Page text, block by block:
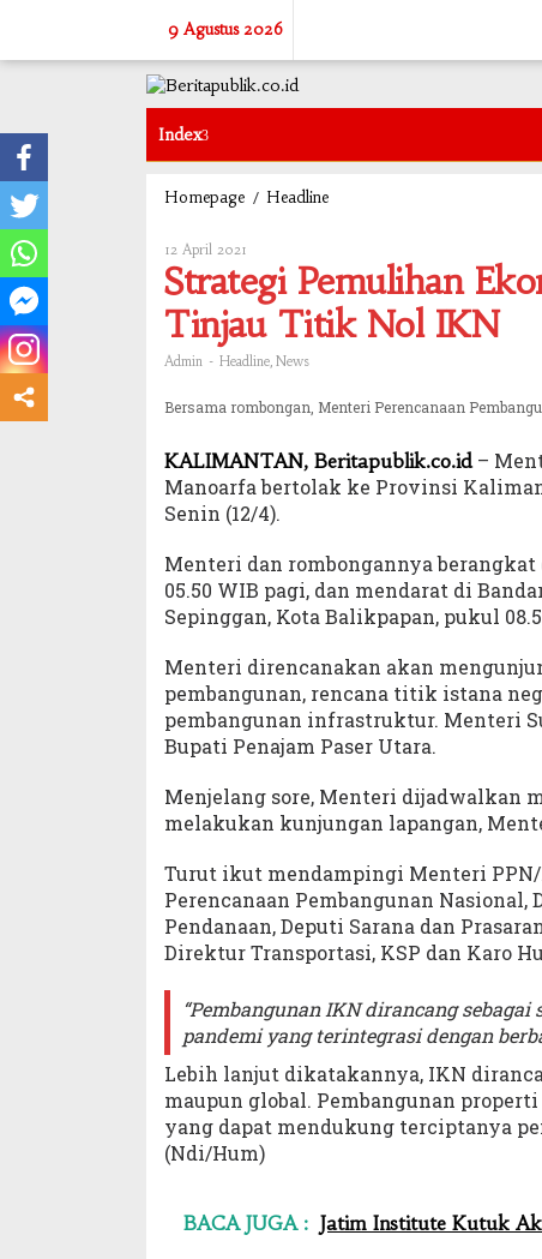
9 Agustus 2026
Index
Homepage / Headline
Nasional,
Menteri
Suharso
Tinjau
12 April 2021
Admin
Strategi Pemulihan
Tinjau Titik Nol IKN
Admin - Headline News
Bersama rombongan, Menteri Perencanaan
KALIMANTAN, Beritapublik.co.id–
Manoarfa bertolak ke Provinsi
Senin (12/4).
Menteri dan rombongannya
05.50 WIB pagi, dan mendarat di
Sepinggan, Kota Balikpapan, pukul
Menteri direncanakan akan
pembangunan, rencana titik istana
pembangunan infrastruktur. Menteri
Bupati Penajam Paser Utara.
Menjelang sore, Menteri dijadwalkan
melakukan kunjungan lapangan,
Turut ikut mendampingi Menteri
Perencanaan Pembangunan
Pendanaan, Deputi Sarana dan
Direktur Transportasi, KSP dan Karo
“Pembangunan IKN dirancang
pandemi yang terintegrasi dengan
Lebih lanjut dikatakannya, IKN
maupun global. Pembangunan
yang dapat mendukung terciptanya
(Ndi/Hum)
BACA JUGA : Jatim Institute Kutuk